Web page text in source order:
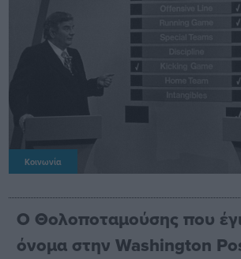
Κοινωνία
Ο Θολοποταμούσης που
όνομα στην Washington